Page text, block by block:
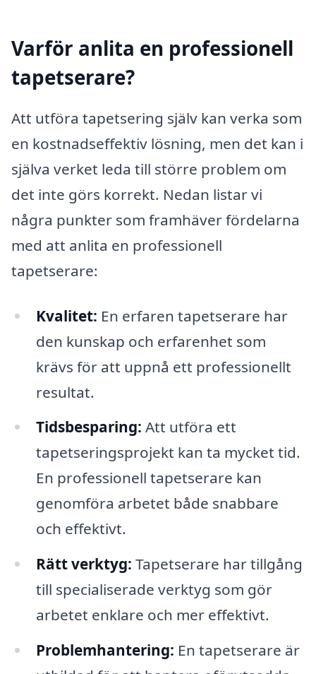
Varför anlita en professionell
tapetserare?
Att utföra tapetsering själv kan verka som
en kostnadseffektiv lösning, men det kan i
själva verket leda till större problem om
det inte görs korrekt. Nedan listar vi
några punkter som framhäver fördelarna
med att anlita en professionell
tapetserare:
Kvalitet: En erfaren tapetserare har
den kunskap och erfarenhet som
krävs för att uppnå ett professionellt
resultat.
Tidsbesparing: Att utföra ett
tapetseringsprojekt kan ta mycket tid.
En professionell tapetserare kan
genomföra arbetet både snabbare
och effektivt.
Rätt verktyg: Tapetserare har tillgång
till specialiserade verktyg som gör
arbetet enklare och mer effektivt.
Problemhantering: En tapetserare är